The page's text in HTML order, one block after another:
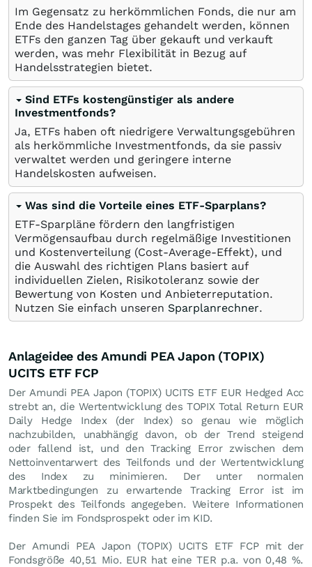
Im Gegensatz zu herkömmlichen Fonds, die nur am
Ende des Handelstages gehandelt werden, können
ETFs den ganzen Tag über gekauft und verkauft
werden, was mehr Flexibilität in Bezug auf
Handelsstrategien bietet.
Sind ETFs kostengünstiger als andere
Investmentfonds?
Ja, ETFs haben oft niedrigere Verwaltungsgebühren
als herkömmliche Investmentfonds, da sie passiv
verwaltet werden und geringere interne
Handelskosten aufweisen.
Was sind die Vorteile eines ETF-Sparplans?
ETF-Sparpläne fördern den langfristigen
Vermögensaufbau durch regelmäßige Investitionen
und Kostenverteilung (Cost-Average-Effekt), und
die Auswahl des richtigen Plans basiert auf
individuellen Zielen, Risikotoleranz sowie der
Bewertung von Kosten und Anbieterreputation.
Nutzen Sie einfach unseren Sparplanrechner.
Anlageidee des Amundi PEA Japon (TOPIX)
UCITS ETF FCP
Der Amundi PEA Japon (TOPIX) UCITS ETF EUR Hedged Acc
strebt an, die Wertentwicklung des TOPIX Total Return EUR
Daily Hedge Index (der Index) so genau wie möglich
nachzubilden, unabhängig davon, ob der Trend steigend
oder fallend ist, und den Tracking Error zwischen dem
Nettoinventarwert des Teilfonds und der Wertentwicklung
des Index zu minimieren. Der unter normalen
Marktbedingungen zu erwartende Tracking Error ist im
Prospekt des Teilfonds angegeben. Weitere Informationen
finden Sie im Fondsprospekt oder im KID.
Der Amundi PEA Japon (TOPIX) UCITS ETF FCP mit der
Fondsgröße 40,51 Mio. EUR hat eine TER p.a. von 0,48 %.